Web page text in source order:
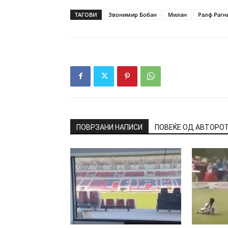
ТАГОВИ Звонимир Бобан Милан Ралф
ПОВРЗАНИ НАПИСИ ПОВЕЌЕ ОД